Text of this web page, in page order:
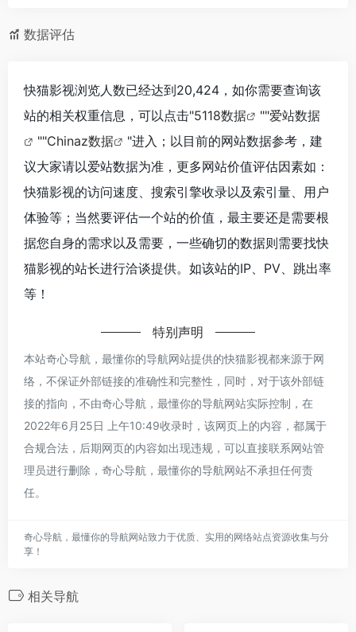
数据评估
快猫影视浏览人数已经达到20,424，如你需要查询该
站的相关权重信息，可以点击"5118数据 ""爱站数据
""Chinaz数据
"进入；以目前的网站数据参考，建
议大家请以爱站数据为准，更多网站价值评估因素如：
快猫影视的访问速度、搜索引擎收录以及索引量、用户
体验等；当然要评估一个站的价值，最主要还是需要根
据您自身的需求以及需要，一些确切的数据则需要找快
猫影视的站长进行洽谈提供。如该站的IP、PV、跳出率
等！
特别声明
本站奇心导航，最懂你的导航网站提供的快猫影视都来源于网
络，不保证外部链接的准确性和完整性，同时，对于该外部链
接的指向，不由奇心导航，最懂你的导航网站实际控制，在
2022年6月25日 上午10:49收录时，该网页上的内容，都属于
合规合法，后期网页的内容如出现违规，可以直接联系网站管
理员进行删除，奇心导航，最懂你的导航网站不承担任何责
任。
奇心导航，最懂你的导航网站致力于优质、实用的网络站点资源收集与分
享！
相关导航